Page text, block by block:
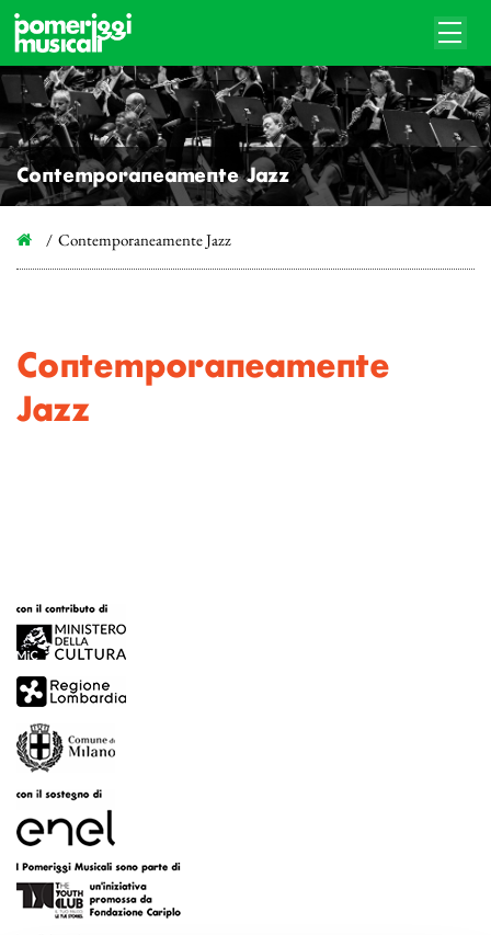
Contemporaneamente Jazz
Contemporaneamente Jazz
Contemporaneamente
Jazz